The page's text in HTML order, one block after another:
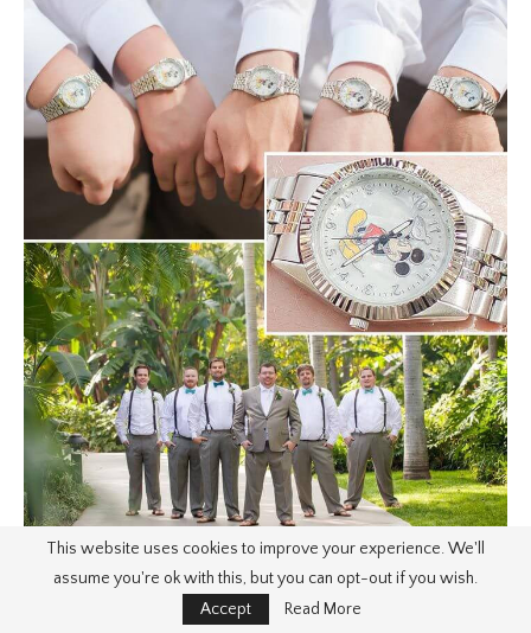
This website uses cookies to improve your experience. We'll
assume you're ok with this, but you can opt-out if you wish.
Accept
Read More